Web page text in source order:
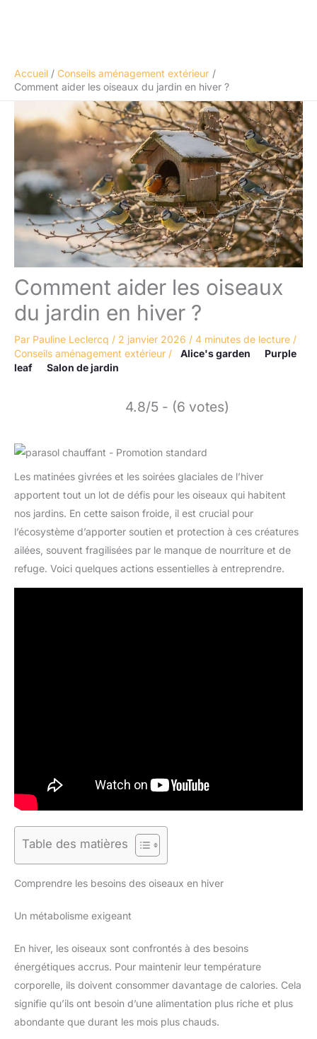
Accueil
Conseils aménagement extérieur
Comment aider les oiseaux du jardin en hiver ?
Comment aider les oiseaux
du jardin en hiver ?
Par Pauline Leclercq / 2 janvier 2026 / 4 minutes de lecture /
Conseils aménagement extérieur / Alice's garden
Purple
leaf
Salon de jardin
4.8/5 - (6 votes)
Les matinées givrées et les soirées glaciales de l’hiver
apportent tout un lot de défis pour les oiseaux qui habitent
nos jardins. En cette saison froide, il est crucial pour
l’écosystème d’apporter soutien et protection à ces créatures
ailées, souvent fragilisées par le manque de nourriture et de
refuge. Voici quelques actions essentielles à entreprendre.
Table des matières
Comprendre les besoins des oiseaux en hiver
Un métabolisme exigeant
En hiver, les oiseaux sont confrontés à des besoins
énergétiques accrus. Pour maintenir leur température
corporelle, ils doivent consommer davantage de calories. Cela
signifie qu’ils ont besoin d’une alimentation plus riche et plus
abondante que durant les mois plus chauds.